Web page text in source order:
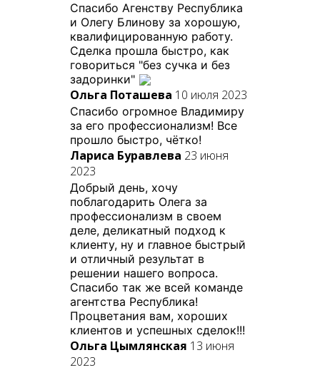
Спасибо Агенству Республика
и Олегу Блинову за хорошую,
квалифицированную работу.
Сделка прошла быстро, как
говориться "без сучка и без
задоринки"
Ольга Поташева 10 июля 2023
Спасибо огромное Владимиру
за его профессионализм! Все
прошло быстро, чётко!
Лариса Буравлева 23 июня
2023
Добрый день, хочу
поблагодарить Олега за
профессионализм в своем
деле, деликатный подход к
клиенту, ну и главное быстрый
и отличный результат в
решении нашего вопроса.
Спасибо так же всей команде
агентства Республика!
Процветания вам, хороших
клиентов и успешных сделок!!!
Ольга Цымлянская 13 июня
2023